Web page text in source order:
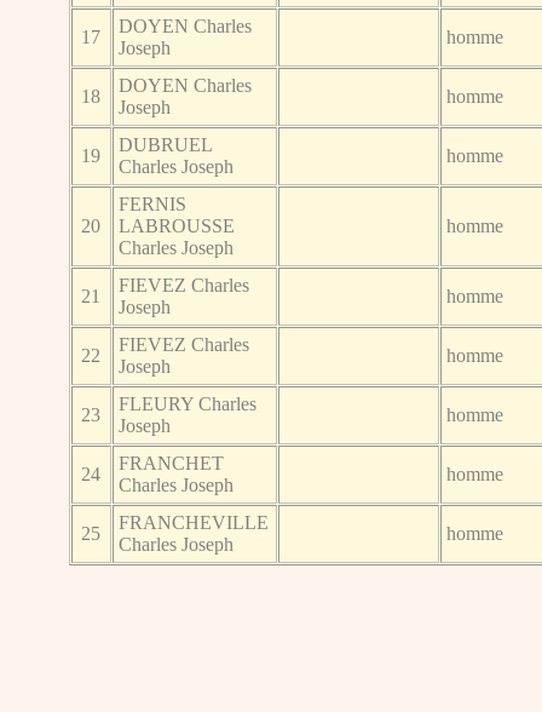
17
DOYEN Charles
Joseph
homme
18
DOYEN Charles
Joseph
homme
19
DUBRUEL
Charles Joseph
homme
20
FERNIS
LABROUSSE
Charles Joseph
homme
21
FIEVEZ Charles
Joseph
homme
22
FIEVEZ Charles
Joseph
homme
23
FLEURY Charles
Joseph
homme
24
FRANCHET
Charles Joseph
homme
25
FRANCHEVILLE
Charles Joseph
homme